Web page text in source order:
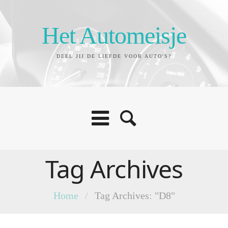
Het Automeisje
DEEL JIJ DE LIEFDE VOOR AUTO'S?
Tag Archives
Home / Tag Archives: "D8"